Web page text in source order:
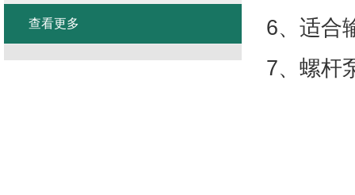
6、适合
7、螺杆
查看更多